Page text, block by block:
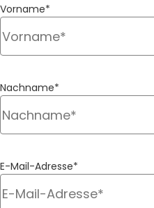
Vorname*
Nachname*
E-Mail-Adresse*